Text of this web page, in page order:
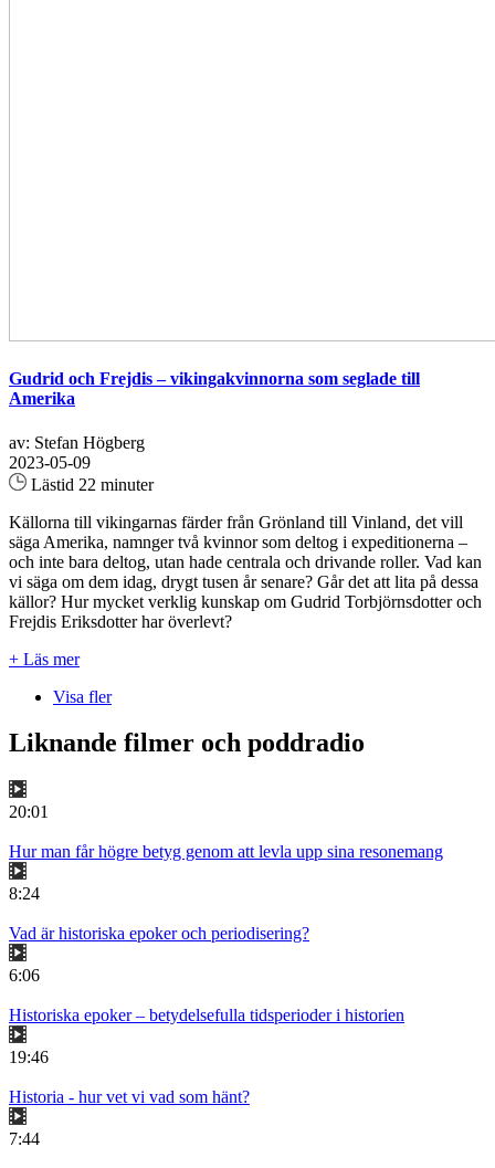
Gudrid och Frejdis – vikingakvinnorna som seglade till
Amerika
av: Stefan Högberg
2023-05-09
Lästid 22 minuter
Källorna till vikingarnas färder från Grönland till Vinland, det vill
säga Amerika, namnger två kvinnor som deltog i expeditionerna –
och inte bara deltog, utan hade centrala och drivande roller. Vad kan
vi säga om dem idag, drygt tusen år senare? Går det att lita på dessa
källor? Hur mycket verklig kunskap om Gudrid Torbjörnsdotter och
Frejdis Eriksdotter har överlevt?
+ Läs mer
Visa fler
Liknande filmer och poddradio
20:01
Hur man får högre betyg genom att levla upp sina resonemang
8:24
Vad är historiska epoker och periodisering?
6:06
Historiska epoker – betydelsefulla tidsperioder i historien
19:46
Historia - hur vet vi vad som hänt?
7:44